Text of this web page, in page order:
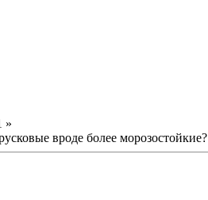
»
вроде более морозостойкие?